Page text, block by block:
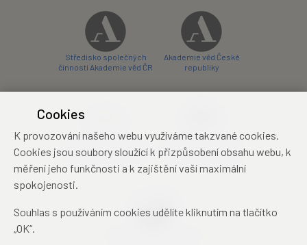
Středisko společných
činností Akademie věd ČR
Akademie věd České
republiky
konferenční centrum
Zámecký hotel Třešť
konferenční centrum
Cookies
K provozování našeho webu využíváme takzvané cookies.
Cookies jsou soubory sloužící k přizpůsobení obsahu webu, k
měření jeho funkčnosti a k zajištění vaší maximální
spokojenosti.
Souhlas s používáním cookies udělíte kliknutím na tlačítko
„OK“.